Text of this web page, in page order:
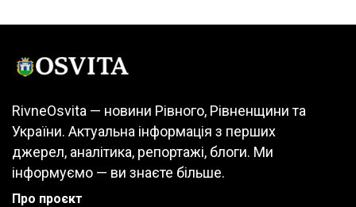
RivneOsvita — новини Рівного, Рівненщини та
України. Актуальна інформація з перших
джерел, аналітика, репортажі, блоги. Ми
інформуємо — ви знаєте більше.
Про проєкт